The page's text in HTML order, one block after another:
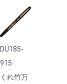
DU185-
915
くれ竹万